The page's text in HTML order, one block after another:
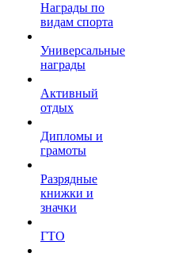
Награды по
видам спорта
Универсальные
награды
Активный
отдых
Дипломы и
грамоты
Разрядные
книжки и
значки
ГТО